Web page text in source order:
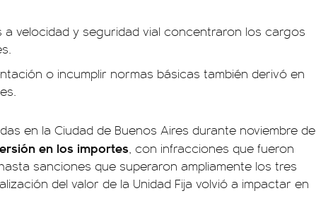
a velocidad y seguridad vial concentraron los cargos
o incumplir normas básicas también derivó en
en la Ciudad de Buenos Aires durante noviembre de
en los importes, con infracciones que fueron
sanciones que superaron ampliamente los tres
del valor de la Unidad Fija volvió a impactar en